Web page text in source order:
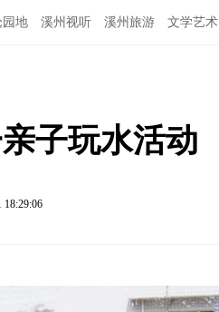
园地 溪州视听 溪州旅游 文学艺术
子玩水活动
18:29:06